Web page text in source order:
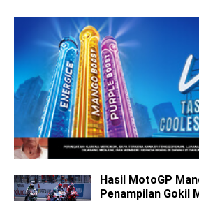
Hasil MotoGP
Penampilan Gokil